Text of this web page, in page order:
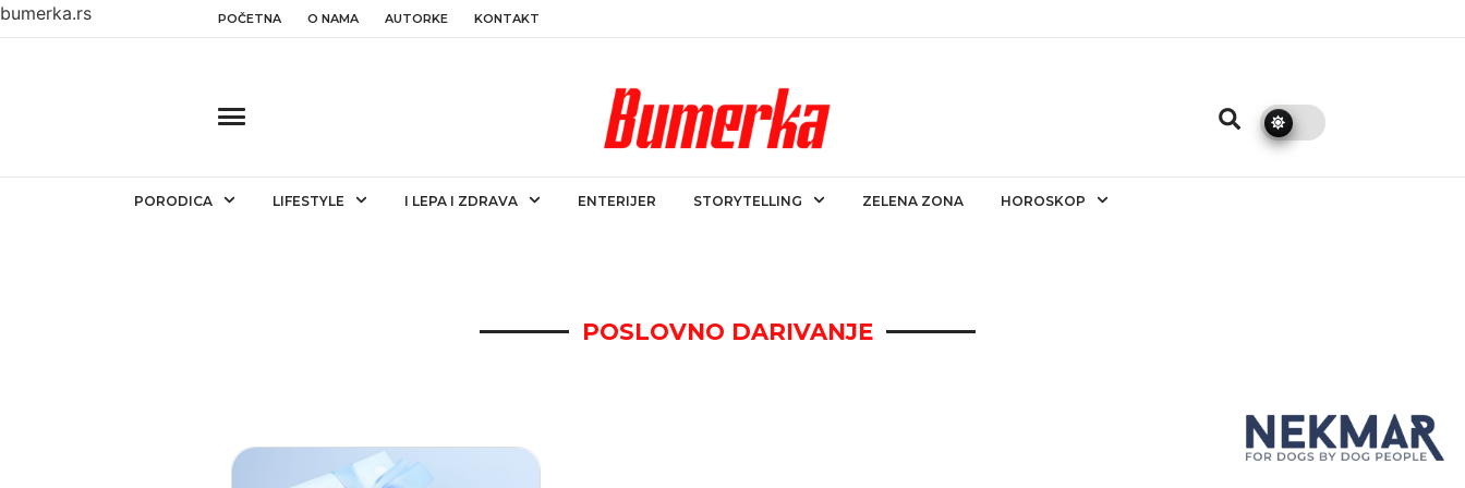
bumerka.rs POČETNA O NAMA AUTORKE KONTAKT
PORODICA LIFESTYLE I LEPA I ZDRAVA ENTERIJER STORYTELLING ZELENA ZONA HOROSKOP
POSLOVNO DARIVANJE